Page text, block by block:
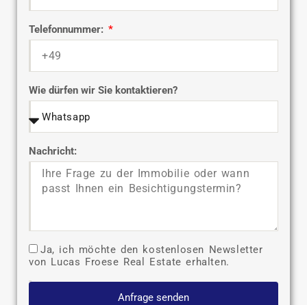
Telefonnummer:
Wie dürfen wir Sie kontaktieren?
Nachricht:
Ja, ich möchte den kostenlosen Newsletter
von Lucas Froese Real Estate erhalten.
Anfrage senden